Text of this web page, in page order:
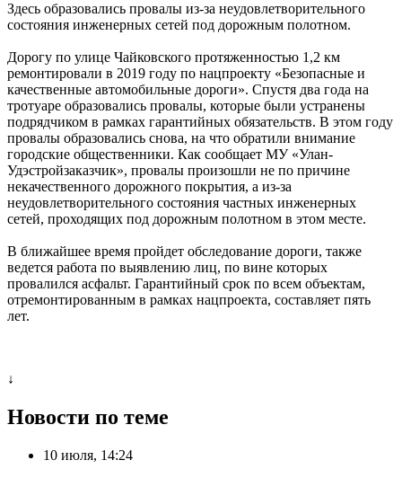
Здесь образовались провалы из-за неудовлетворительного
состояния инженерных сетей под дорожным полотном.
Дорогу по улице Чайковского протяженностью 1,2 км
ремонтировали в 2019 году по нацпроекту «Безопасные и
качественные автомобильные дороги». Спустя два года на
тротуаре образовались провалы, которые были устранены
подрядчиком в рамках гарантийных обязательств. В этом году
провалы образовались снова, на что обратили внимание
городские общественники. Как сообщает МУ «Улан-
Удэстройзаказчик», провалы произошли не по причине
некачественного дорожного покрытия, а из-за
неудовлетворительного состояния частных инженерных
сетей, проходящих под дорожным полотном в этом месте.
В ближайшее время пройдет обследование дороги, также
ведется работа по выявлению лиц, по вине которых
провалился асфальт. Гарантийный срок по всем объектам,
отремонтированным в рамках нацпроекта, составляет пять
лет.
↓
Новости по теме
10 июля, 14:24